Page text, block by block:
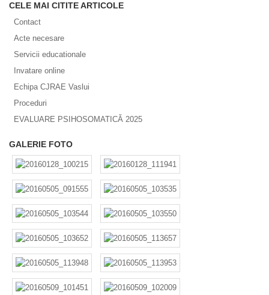
CELE MAI CITITE ARTICOLE
Contact
Acte necesare
Servicii educationale
Invatare online
Echipa CJRAE Vaslui
Proceduri
EVALUARE PSIHOSOMATICĂ 2025
GALERIE FOTO